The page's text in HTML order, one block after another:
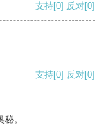
支持[0] 反对[0]
支持[0] 反对[0]
。